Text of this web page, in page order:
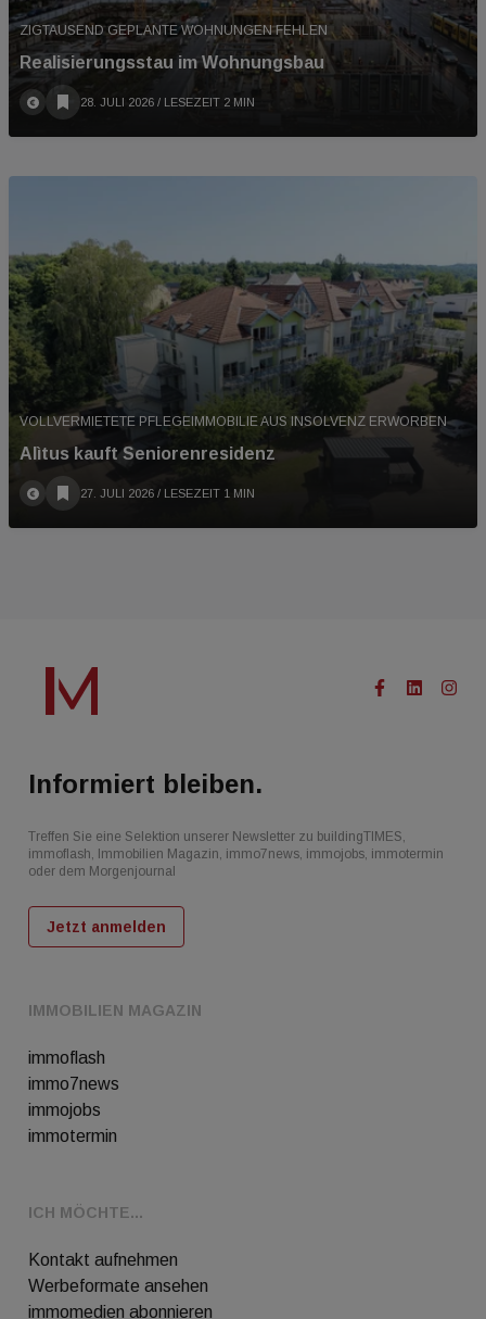
ZIGTAUSEND GEPLANTE WOHNUNGEN FEHLEN
Realisierungsstau im Wohnungsbau
28. JULI 2026 / LESEZEIT 2 MIN
VOLLVERMIETETE PFLEGEIMMOBILIE AUS INSOLVENZ ERWORBEN
Alìtus kauft Seniorenresidenz
27. JULI 2026 / LESEZEIT 1 MIN
IMMOBILIEN MAGAZIN
immoflash
immo7news
immojobs
immotermin
ICH MÖCHTE...
Kontakt aufnehmen
Werbeformate ansehen
immomedien abonnieren
Informiert bleiben.
Treffen Sie eine Selektion unserer Newsletter zu buildingTIMES,
immoflash, Immobilien Magazin, immo7news, immojobs, immotermin
oder dem Morgenjournal
Jetzt anmelden